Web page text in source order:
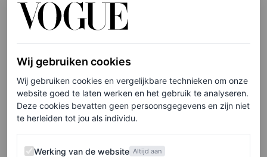
Dit zijn de beste eyeliners
van 2024 geselecteerd
door make-upartiesten van
beroemdheden
Wij gebruiken cookies
Wij gebruiken cookies en vergelijkbare technieken om onze
website goed te laten werken en het gebruik te analyseren.
Deze cookies bevatten geen persoonsgegevens en zijn niet
te herleiden tot jou als individu.
Werking van de website
Werking van de website Altijd aan